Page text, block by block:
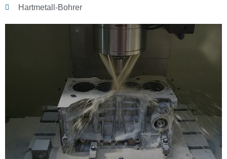
Hartmetall-Bohrer